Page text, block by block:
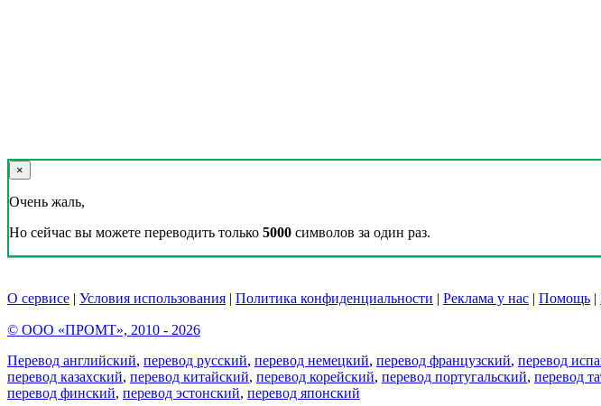
×
Очень жаль,
Но сейчас вы можете переводить только 5000 символов за один раз.
О сервисе | Условия использования | Политика конфиденциальности | Реклама у нас | Помощь |
© ООО «ПРОМТ», 2010 - 2026
Перевод английский, перевод русский, перевод немецкий, перевод французский, перевод
перевод казахский, перевод китайский, перевод корейский, перевод португальский, перевод
перевод финский, перевод эстонский, перевод японский